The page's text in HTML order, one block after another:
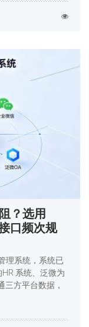
？选用
口频次规
理系统，系统已
系统、泛微为
三方平台数据，